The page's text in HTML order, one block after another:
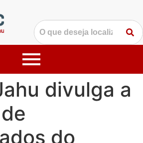
divulga a
do